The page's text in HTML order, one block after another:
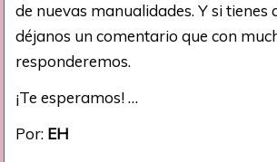
de nuevas manualidades. Y si tienes
déjanos un comentario que con
responderemos.
¡Te esperamos! …
Por: EH